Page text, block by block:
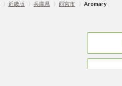
〉 近畿版 〉 兵庫県 〉 西宮市 〉 Aromary